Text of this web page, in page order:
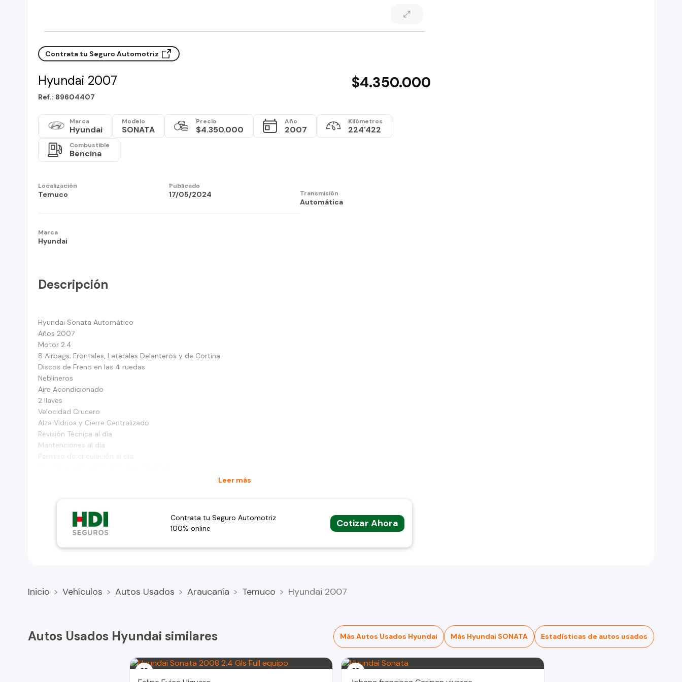
Contrata tu Seguro Automotriz
Hyundai 2007 $4.350.000
Ref.: 89604407
Marca
Hyundai
Modelo
SONATA
Precio
$4.350.000
Año
2007
Kilómetros
224'422
Combustible
Bencina
Localización
Temuco
Publicado
17/05/2024 Transmisión
Automática
Marca
Hyundai
Descripción
Hyundai Sonata Automático
Años 2007
Motor 2.4
8 Airbags; Frontales, Laterales Delanteros y de Cortina
Discos de Freno en las 4 ruedas
Neblineros
Aire Acondicionado
2 llaves
Velocidad Crucero
Alza Vidrios y Cierre Centralizado
Revisión Técnica al día
Mantenciones al día
Leer más
Contrata tu Seguro Automotriz
100% online
Cotizar Ahora
Inicio Vehículos Autos Usados Araucanía Temuco Hyundai 2007
Autos Usados Hyundai similares Más Autos Usados Hyundai Más Hyundai SONATA Estadísticas de autos usados